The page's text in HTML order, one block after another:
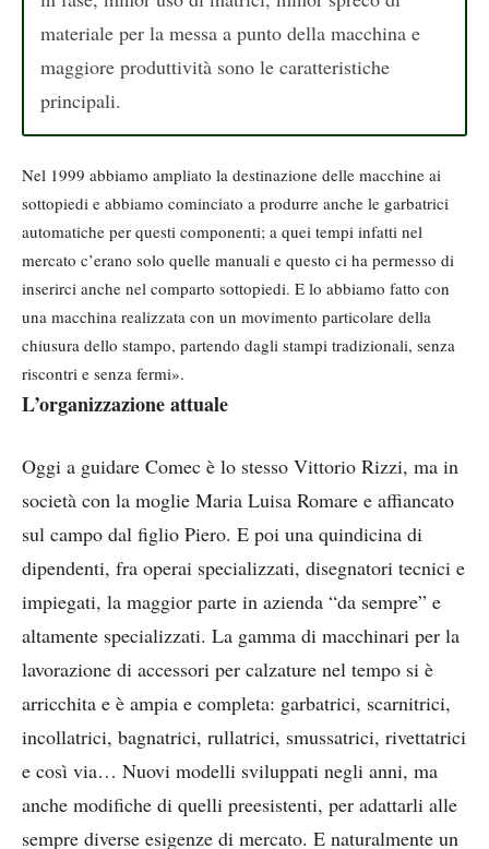
materiale per la messa a punto della macchina e
maggiore produttività sono le caratteristiche
principali.
Nel 1999 abbiamo ampliato la destinazione delle macchine ai
sottopiedi e abbiamo cominciato a produrre anche le garbatrici
automatiche per questi componenti; a quei tempi infatti nel
mercato c’erano solo quelle manuali e questo ci ha permesso di
inserirci anche nel comparto sottopiedi. E lo abbiamo fatto con
una macchina realizzata con un movimento particolare della
chiusura dello stampo, partendo dagli stampi tradizionali, senza
riscontri e senza fermi».
L’organizzazione attuale
Oggi a guidare Comec è lo stesso Vittorio Rizzi, ma in
società con la moglie Maria Luisa Romare e affiancato
sul campo dal figlio Piero. E poi una quindicina di
dipendenti, fra operai specializzati, disegnatori tecnici e
impiegati, la maggior parte in azienda “da sempre” e
altamente specializzati. La gamma di macchinari per la
lavorazione di accessori per calzature nel tempo si è
arricchita e è ampia e completa: garbatrici, scarnitrici,
incollatrici, bagnatrici, rullatrici, smussatrici, rivettatrici
e così via… Nuovi modelli sviluppati negli anni, ma
anche modifiche di quelli preesistenti, per adattarli alle
sempre diverse esigenze di mercato. E naturalmente un